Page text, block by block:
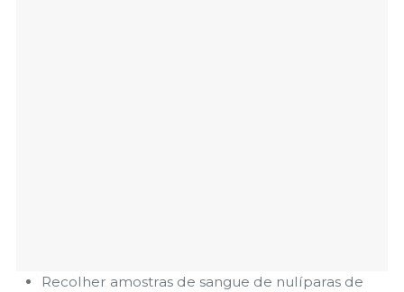
Recolher amostras de sangue de nulíparas de